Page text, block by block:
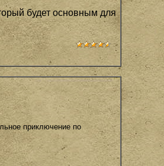
будет основным для
приключение по